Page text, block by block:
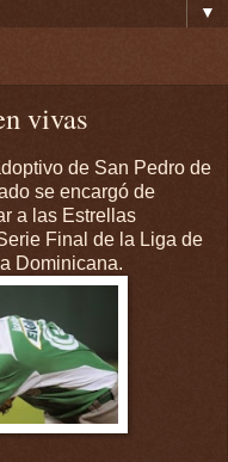
▼
vivas
de San Pedro de
se encargó de
a las Estrellas
Final de la Liga de
Dominicana.